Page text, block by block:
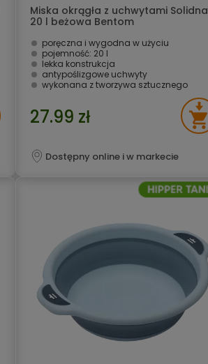
Miska okrągła z uchwytami Solidna
20 l beżowa Bentom
poręczna i wygodna w użyciu
pojemność: 20 l
lekka konstrukcja
antypoślizgowe uchwyty
wykonana z tworzywa sztucznego
27.99 zł
Dostępny online i w markecie